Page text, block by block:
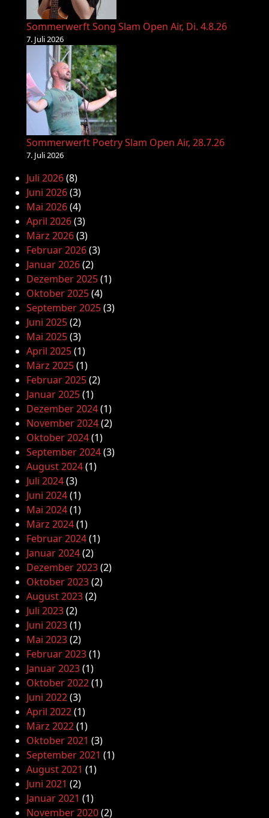
Sommerwerft Song Slam Open Air, Di. 4.8.26
7. Juli 2026
Sommerwerft Poetry Slam Open Air, 28.7.26
7. Juli 2026
Juli 2026(8)
Juni 2026(3)
Mai 2026(4)
April 2026(3)
März 2026(3)
Februar 2026(3)
Januar 2026(2)
Dezember 2025(1)
Oktober 2025(4)
September 2025(3)
Juni 2025(2)
Mai 2025(3)
April 2025(1)
März 2025(1)
Februar 2025(2)
Januar 2025(1)
Dezember 2024(1)
November 2024(2)
Oktober 2024(1)
September 2024(3)
August 2024(1)
Juli 2024(3)
Juni 2024(1)
Mai 2024(1)
März 2024(1)
Februar 2024(1)
Januar 2024(2)
Dezember 2023(2)
Oktober 2023(2)
August 2023(2)
Juli 2023(2)
Juni 2023(1)
Mai 2023(2)
Februar 2023(1)
Januar 2023(1)
Oktober 2022(1)
Juni 2022(3)
April 2022(1)
März 2022(1)
Oktober 2021 (3)
September 2021 (1)
August 2021 (1)
Juni 2021 (2)
Januar 2021 (1)
November 2020(2)